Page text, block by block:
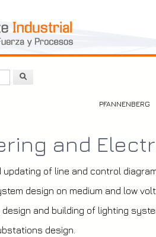
PFANNENBERG
and
updating of line and control
design on medium and low
design and building of lighting
design.